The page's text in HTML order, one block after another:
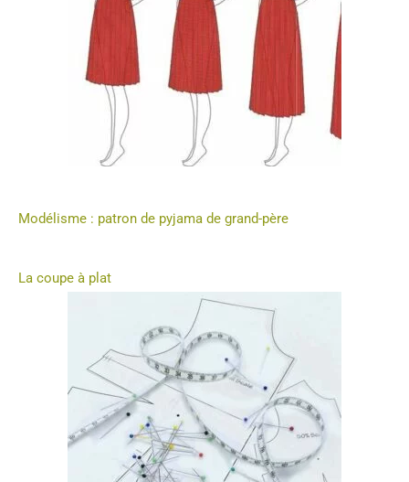
Modélisme : patron de pyjama de grand-père
La coupe à plat